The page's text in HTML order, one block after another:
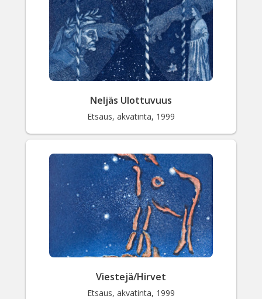
Neljäs Ulottuvuus
Etsaus, akvatinta, 1999
Viestejä/Hirvet
Etsaus, akvatinta, 1999